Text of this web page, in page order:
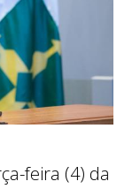
feira (4) da